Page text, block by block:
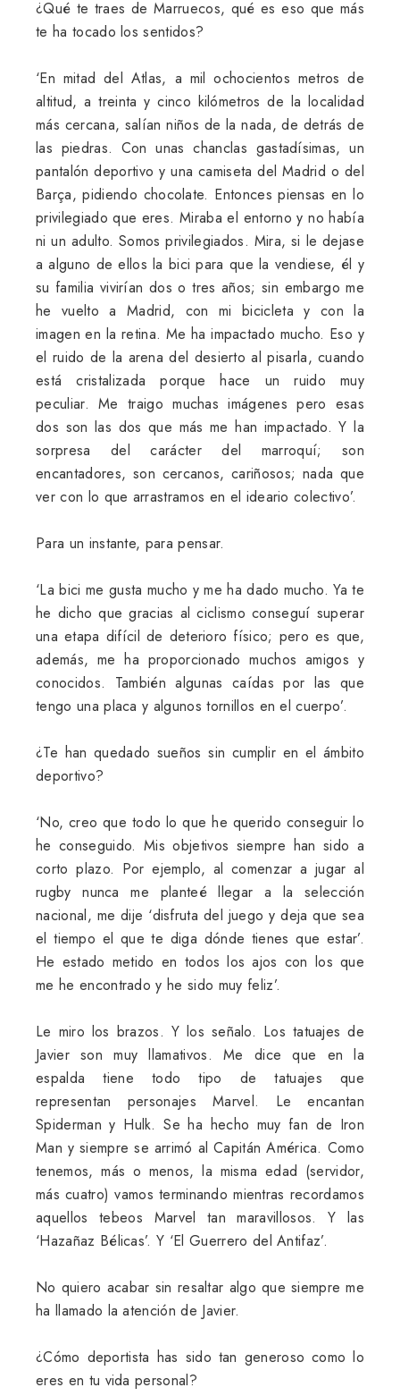
¿Qué te traes de Marruecos, qué es eso que más
te ha tocado los sentidos?
‘En mitad del Atlas, a mil ochocientos metros de
altitud, a treinta y cinco kilómetros de la localidad
más cercana, salían niños de la nada, de detrás de
las piedras. Con unas chanclas gastadísimas, un
pantalón deportivo y una camiseta del Madrid o del
Barça, pidiendo chocolate. Entonces piensas en lo
privilegiado que eres. Miraba el entorno y no había
ni un adulto. Somos privilegiados. Mira, si le dejase
a alguno de ellos la bici para que la vendiese, él y
su familia vivirían dos o tres años; sin embargo me
he vuelto a Madrid, con mi bicicleta y con la
imagen en la retina. Me ha impactado mucho. Eso y
el ruido de la arena del desierto al pisarla, cuando
está cristalizada porque hace un ruido muy
peculiar. Me traigo muchas imágenes pero esas
dos son las dos que más me han impactado. Y la
sorpresa del carácter del marroquí; son
encantadores, son cercanos, cariñosos; nada que
ver con lo que arrastramos en el ideario colectivo’.
Para un instante, para pensar.
‘La bici me gusta mucho y me ha dado mucho. Ya te
he dicho que gracias al ciclismo conseguí superar
una etapa difícil de deterioro físico; pero es que,
además, me ha proporcionado muchos amigos y
conocidos. También algunas caídas por las que
tengo una placa y algunos tornillos en el cuerpo’.
¿Te han quedado sueños sin cumplir en el ámbito
deportivo?
‘No, creo que todo lo que he querido conseguir lo
he conseguido. Mis objetivos siempre han sido a
corto plazo. Por ejemplo, al comenzar a jugar al
rugby nunca me planteé llegar a la selección
nacional, me dije ‘disfruta del juego y deja que sea
el tiempo el que te diga dónde tienes que estar’.
He estado metido en todos los ajos con los que
me he encontrado y he sido muy feliz’.
Le miro los brazos. Y los señalo. Los tatuajes de
Javier son muy llamativos. Me dice que en la
espalda tiene todo tipo de tatuajes que
representan personajes Marvel. Le encantan
Spiderman y Hulk. Se ha hecho muy fan de Iron
Man y siempre se arrimó al Capitán América. Como
tenemos, más o menos, la misma edad (servidor,
más cuatro) vamos terminando mientras recordamos
aquellos tebeos Marvel tan maravillosos. Y las
‘Hazañaz Bélicas’. Y ‘El Guerrero del Antifaz’.
No quiero acabar sin resaltar algo que siempre me
ha llamado la atención de Javier.
¿Cómo deportista has sido tan generoso como lo
eres en tu vida personal?